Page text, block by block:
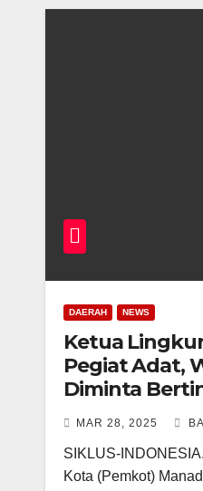
DAERAH NEWS
Ketua
Pegiat Adat,
Diminta
MAR 28, 2025
SIKLUS-
Kota (Pemkot)